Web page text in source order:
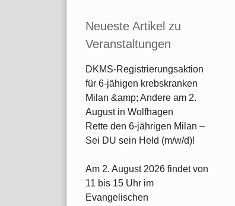
Neueste Artikel zu
Veranstaltungen
DKMS-Registrierungsaktion
für 6-jähigen krebskranken
Milan &amp; Andere am 2.
August in Wolfhagen
Rette den 6-jährigen Milan –
Sei DU sein Held (m/w/d)!
Am 2. August 2026 findet von
11 bis 15 Uhr im
Evangelischen